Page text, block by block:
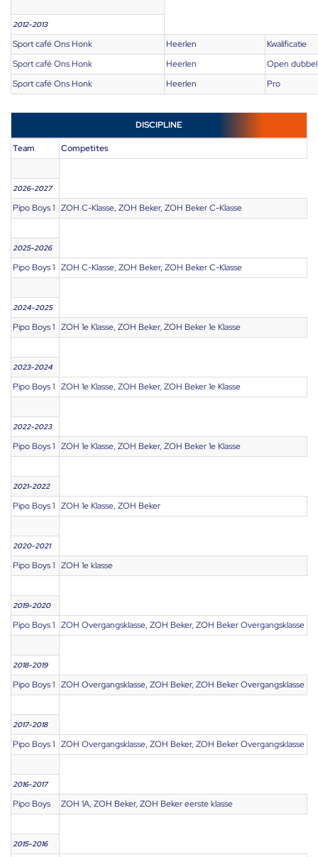
2012-2013
Sport café Ons Honk Heerlen
Kwalificatie
Sport café Ons Honk
Heerlen
Open dubbel
Sport café Ons Honk
Heerlen Pro
DISCIPLINE
Team Competites
2026-2027
Pipo Boys 1 ZOH C-Klasse, ZOH Beker, ZOH Beker C-Klasse
2025-2026
Pipo Boys 1 ZOH C-Klasse, ZOH Beker, ZOH Beker C-Klasse
2024-2025
Pipo Boys 1 ZOH 1e Klasse, ZOH Beker, ZOH Beker 1e Klasse
2023-2024
Pipo Boys 1 ZOH 1e Klasse, ZOH Beker, ZOH Beker 1e Klasse
2022-2023
Pipo Boys 1 ZOH 1e Klasse, ZOH Beker, ZOH Beker 1e Klasse
2021-2022
Pipo Boys 1 ZOH 1e Klasse, ZOH Beker
2020-2021
Pipo Boys 1 ZOH 1e klasse
2019-2020
Pipo Boys 1 ZOH Overgangsklasse, ZOH Beker, ZOH Beker Overgangsklasse
2018-2019
Pipo Boys 1 ZOH Overgangsklasse, ZOH Beker, ZOH Beker Overgangsklasse
2017-2018
Pipo Boys 1 ZOH Overgangsklasse, ZOH Beker, ZOH Beker Overgangsklasse
2016-2017
Pipo Boys ZOH 1A, ZOH Beker, ZOH Beker eerste klasse
2015-2016